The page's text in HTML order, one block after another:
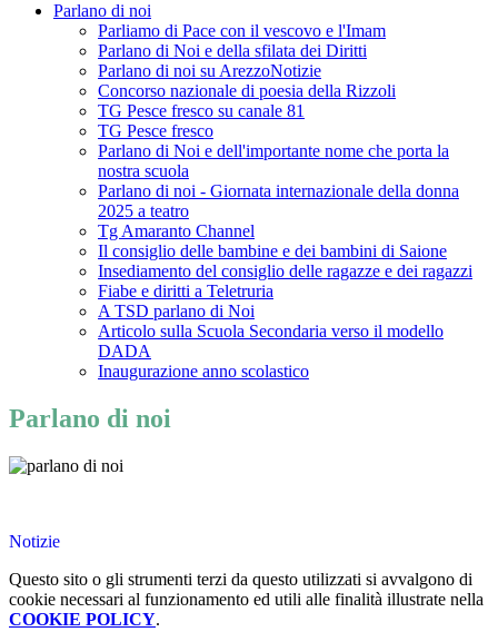
Parlano di noi
Parliamo di Pace con il vescovo e l'Imam
Parlano di Noi e della sfilata dei Diritti
Parlano di noi su ArezzoNotizie
Concorso nazionale di poesia della Rizzoli
TG Pesce fresco su canale 81
TG Pesce fresco
Parlano di Noi e dell'importante nome che porta la
nostra scuola
Parlano di noi - Giornata internazionale della donna
2025 a teatro
Tg Amaranto Channel
Il consiglio delle bambine e dei bambini di Saione
Insediamento del consiglio delle ragazze e dei ragazzi
Fiabe e diritti a Teletruria
A TSD parlano di Noi
Articolo sulla Scuola Secondaria verso il modello
DADA
Inaugurazione anno scolastico
Parlano di noi
Notizie
Questo sito o gli strumenti terzi da questo utilizzati si avvalgono di
cookie necessari al funzionamento ed utili alle finalità illustrate nella
COOKIE POLICY.